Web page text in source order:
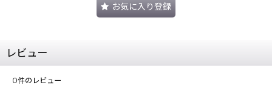
お気に入り登録
レビュー
0件のレビュー